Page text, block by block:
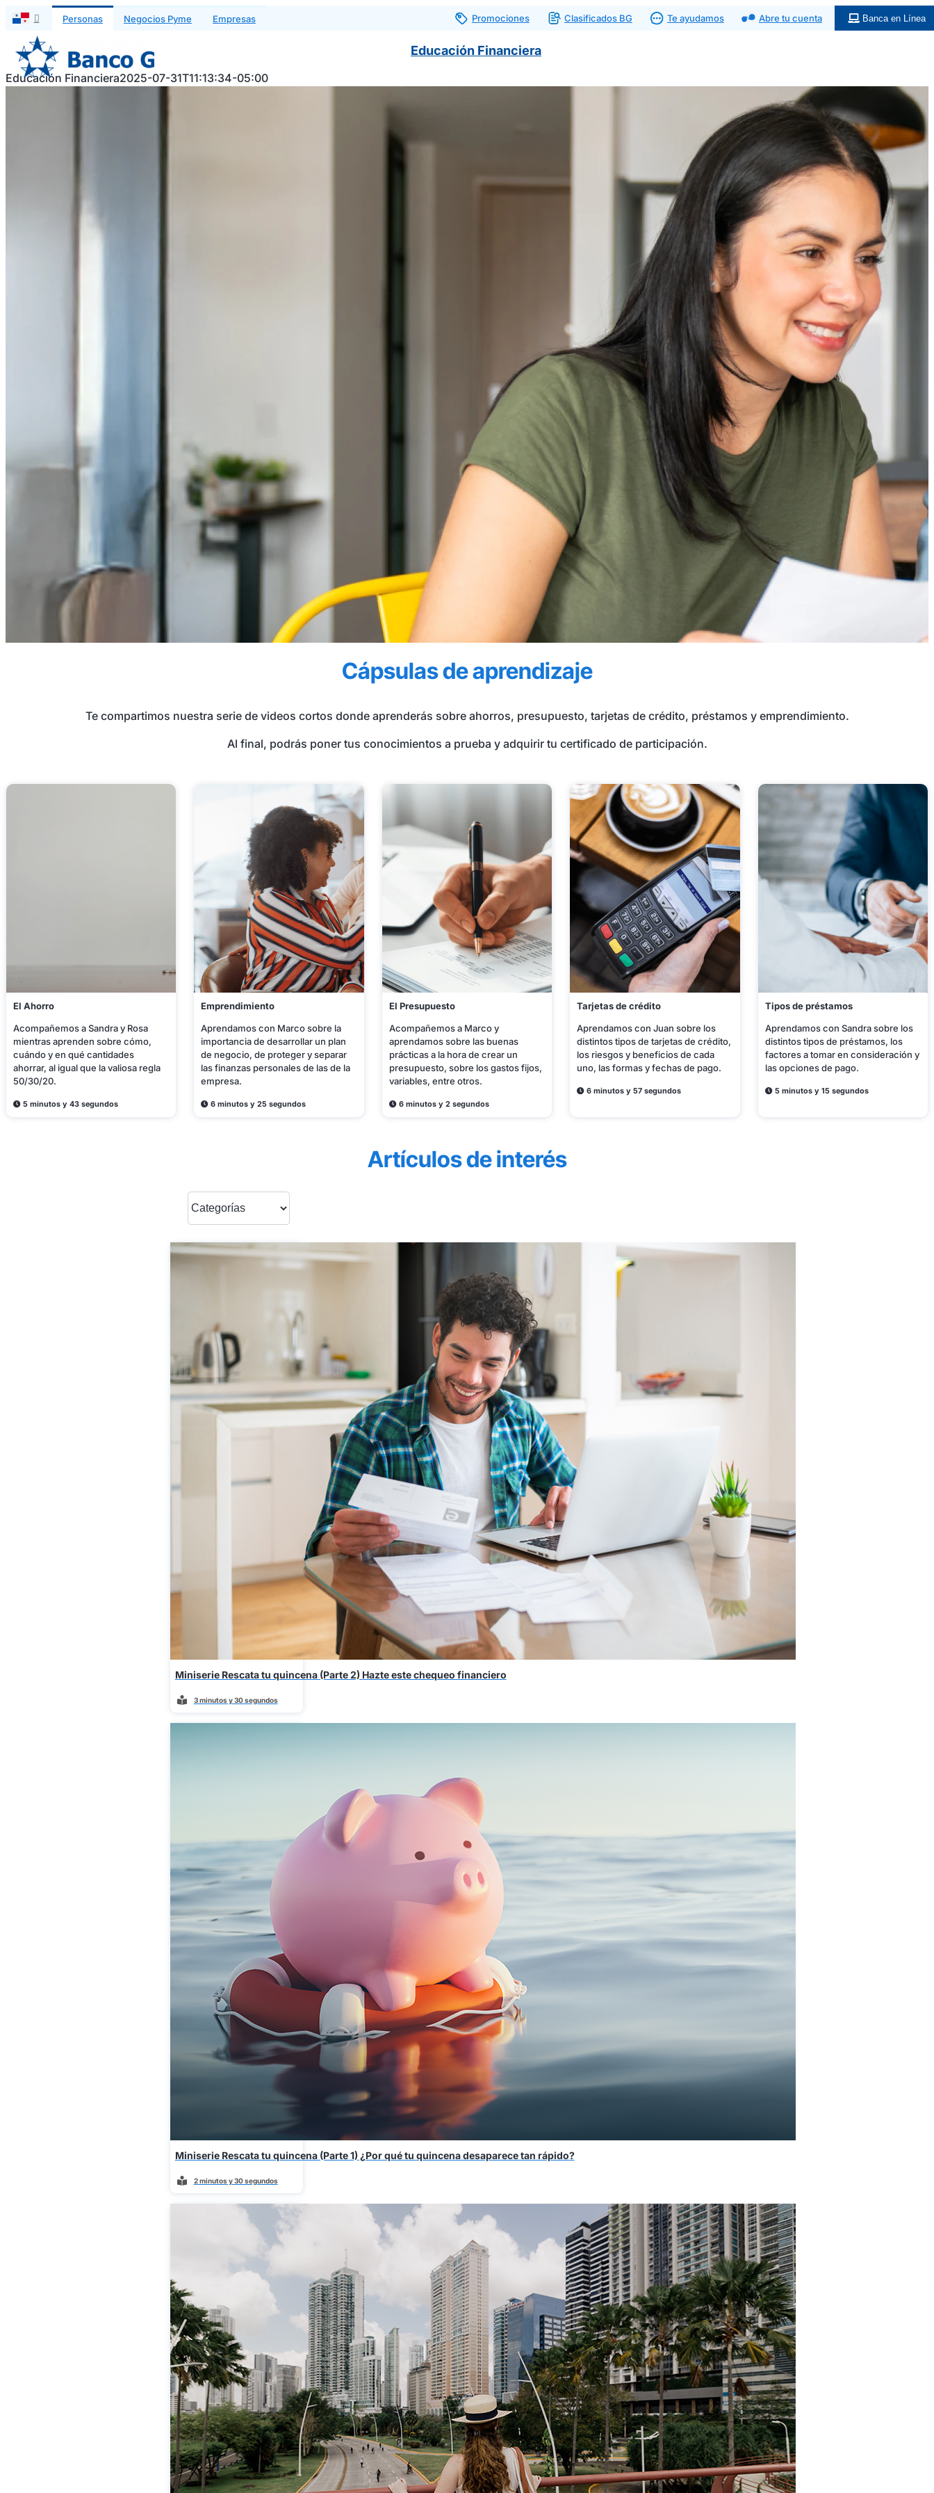
Saltar
contenido
Personas Negocios Pyme Empresas Promociones Clasificados BG Te ayudamos Abre tu cuenta Banca en Línea
Educación Financiera
Educación Financiera2025-07-31T11:13:34-05:00
Cápsulas de aprendizaje
Te compartimos nuestra serie de videos cortos donde aprenderás sobre ahorros, presupuesto, tarjetas de crédito, préstamos y emprendimiento.
Al final, podrás poner tus conocimientos a prueba y adquirir tu certificado de participación.
El Ahorro
Acompañemos a Sandra y Rosa
mientras aprenden sobre cómo,
cuándo y en qué cantidades
ahorrar, al igual que la valiosa regla
50/30/20.
5 minutos y 43 segundos
Emprendimiento
Aprendamos con Marco sobre la
importancia de desarrollar un plan
de negocio, de proteger y separar
las finanzas personales de las de la
empresa.
6 minutos y 25 segundos
El Presupuesto
Acompañemos a Marco y
aprendamos sobre las buenas
prácticas a la hora de crear un
presupuesto, sobre los gastos fijos,
variables, entre otros.
6 minutos y 2 segundos
Tarjetas de crédito
Aprendamos con Juan sobre los
distintos tipos de tarjetas de crédito,
los riesgos y beneficios de cada
uno, las formas y fechas de pago.
6 minutos y 57 segundos
Tipos de préstamos
Aprendamos con Sandra sobre los
distintos tipos de préstamos, los
factores a tomar en consideración y
las opciones de pago.
5 minutos y 15 segundos
Artículos de interés
Miniserie Rescata tu quincena (Parte 2) Hazte este chequeo financiero
3 minutos y 30 segundos
Miniserie Rescata tu quincena (Parte 1) ¿Por qué tu quincena desaparece tan rápido?
2 minutos y 30 segundos